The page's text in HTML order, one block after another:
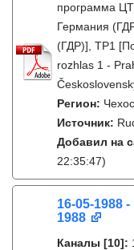
программа
Германия
(ГДР)], TP1
rozhlas 1 -
Регион:
Источник:
Добавил на
22:35:47)
16-05-1988
1988
Каналы [10]: